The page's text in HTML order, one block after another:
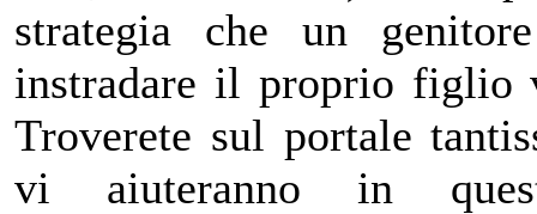
strategia che un
instradare il proprio figlio
Troverete sul portale
vi aiuteranno in